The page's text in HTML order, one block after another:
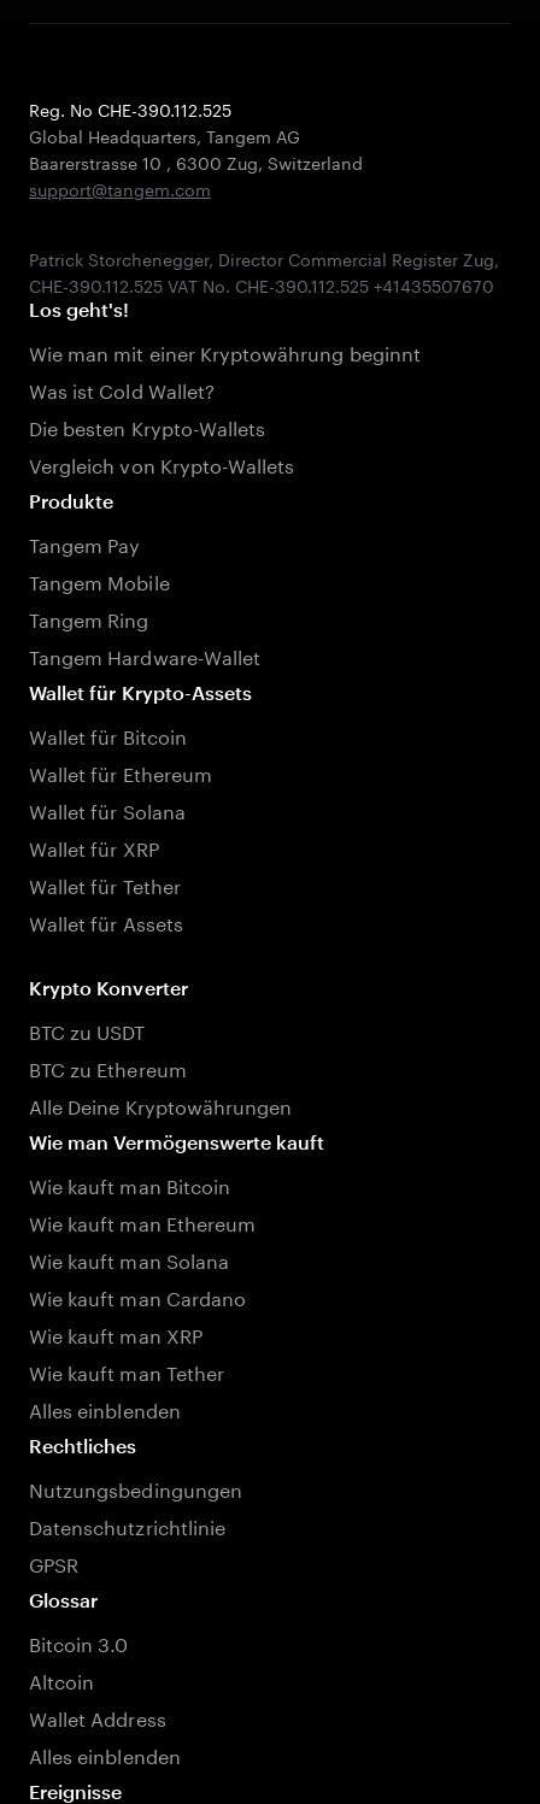
Reg. No CHE-390.112.525
Global Headquarters, Tangem AG
Baarerstrasse 10 , 6300 Zug, Switzerland
support@tangem.com
Patrick Storchenegger, Director Commercial Register Zug,
Los geht's!
Wie man mit einer Kryptowährung beginnt
Was ist Cold Wallet?
Die besten Krypto-Wallets
Vergleich von Krypto-Wallets
Produkte
Tangem Pay
Tangem Mobile
Tangem Ring
Tangem Hardware-Wallet
Wallet für Krypto-Assets
Wallet für Bitcoin
Wallet für Ethereum
Wallet für Solana
Wallet für XRP
Wallet für Tether
Wallet für Assets
Krypto Konverter
BTC zu USDT
BTC zu Ethereum
Alle Deine Kryptowährungen
Wie man Vermögenswerte kauft
Wie kauft man Bitcoin
Wie kauft man Ethereum
Wie kauft man Solana
Wie kauft man Cardano
Wie kauft man XRP
Wie kauft man Tether
Alles einblenden
Rechtliches
Nutzungsbedingungen
Datenschutzrichtlinie
GPSR
Glossar
Bitcoin 3.0
Altcoin
Wallet Address
Alles einblenden
Ereignisse